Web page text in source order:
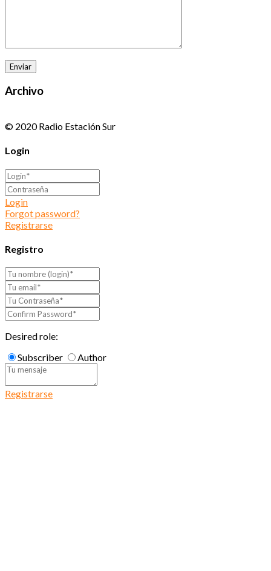
Archivo
© 2020 Radio Estación Sur
Login
Login
Forgot password?
Registrarse
Registro
Desired role:
Subscriber
Author
Registrarse